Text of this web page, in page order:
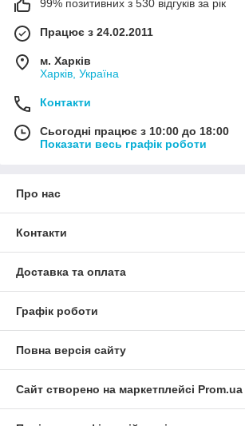
99% позитивних з 530 відгуків за рік
Працює з 24.02.2011
м. Харків
Харків, Україна
Контакти
Сьогодні працює з 10:00 до 18:00
Показати весь графік роботи
Про нас
Контакти
Доставка та оплата
Графік роботи
Повна версія сайту
Сайт створено на маркетплейсі Prom.ua